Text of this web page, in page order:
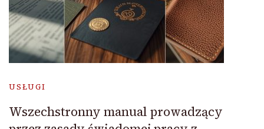
USŁUGI
Wszechstronny manual prowadzący